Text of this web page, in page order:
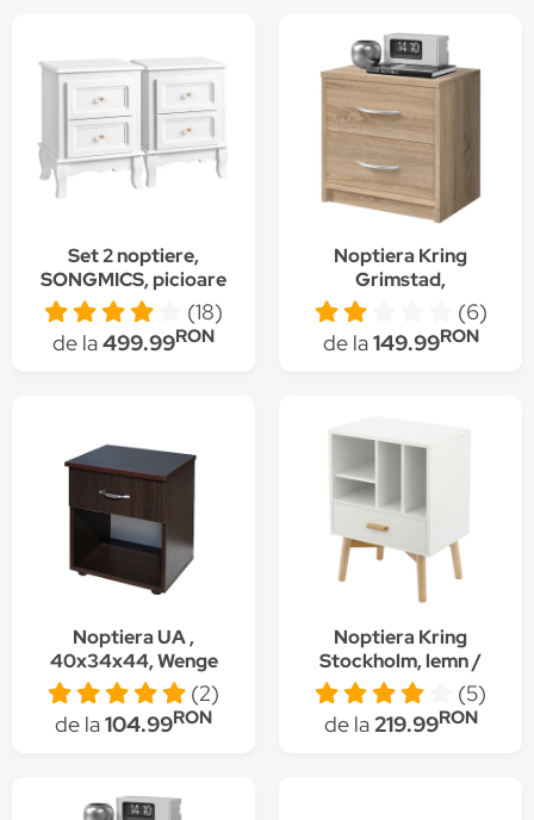
Set 2 noptiere,
SONGMICS, picioare
din lemn masiv de pin,
depozitare spatioasa,
Alb RDN012
(18)
de la499.99RON
Noptiera Kring
Grimstad,
38.5x39x28.2 cm,
culoare sonoma, 2
sertare
(6)
de la149.99RON
Noptiera UA ,
40x34x44, Wenge
(2)
de la104.99RON
Noptiera Kring
Stockholm, lemn /
MDF / bambus,
45x30x62 cm, Alb
(5)
de la219.99RON